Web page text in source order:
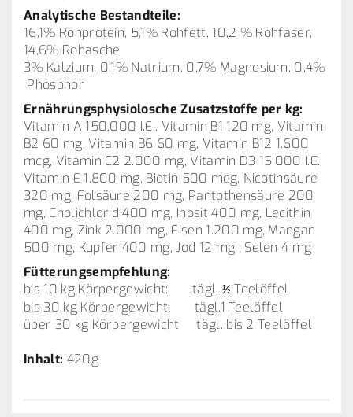
Analytische Bestandteile:
16,1% Rohprotein, 5,1% Rohfett, 10,2 % Rohfaser,
14,6% Rohasche
3% Kalzium, 0,1% Natrium, 0,7% Magnesium, 0,4%
Phosphor
Ernährungsphysiolosche Zusatzstoffe per kg:
Vitamin A 150.000 I.E., Vitamin B1 120 mg, Vitamin
B2 60 mg, Vitamin B6 60 mg, Vitamin B12 1.600
mcg, Vitamin C2 2.000 mg, Vitamin D3 15.000 I.E.,
Vitamin E 1.800 mg, Biotin 500 mcg, Nicotinsäure
320 mg, Folsäure 200 mg, Pantothensäure 200
mg, Cholichlorid 400 mg, Inosit 400 mg, Lecithin
400 mg, Zink 2.000 mg, Eisen 1.200 mg, Mangan
500 mg, Kupfer 400 mg, Jod 12 mg , Selen 4 mg
Fütterungsempfehlung:
bis 10 kg Körpergewicht: tägl. ½ Teelöffel
bis 30 kg Körpergewicht: tägl.1 Teelöffel
über 30 kg Körpergewicht tägl. bis 2 Teelöffel
Inhalt: 420g